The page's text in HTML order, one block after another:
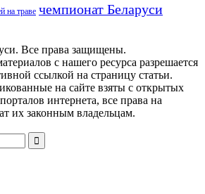
на траве чемпионат Беларуси
Все права защищены.
с нашего ресурса разрешается
ссылкой на страницу статьи.
на сайте взяты с открытых
интернета, все права на
их законным владельцам.